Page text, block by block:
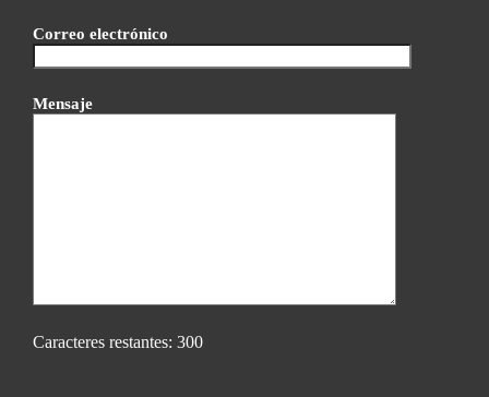
Correo electrónico
Mensaje
Caracteres restantes: 300